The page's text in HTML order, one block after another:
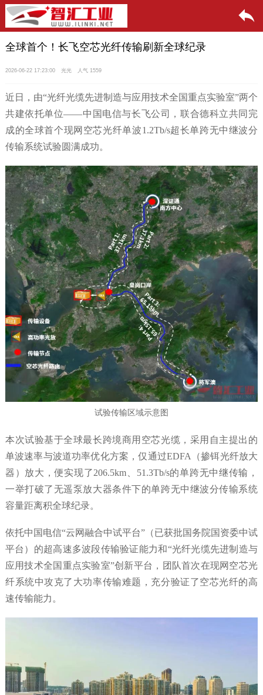
全球首个！长飞空芯光纤传输刷新全球纪录
2026-06-22 17:23:00 光光 人气 1559
近日，由“光纤光缆先进制造与应用技术全国重点实验室”两个
共建依托单位——中国电信与长飞公司，联合德科立共同完
成的全球首个现网空芯光纤单波1.2Tb/s超长单跨无中继波分
传输系统试验圆满成功。
试验传输区域示意图
本次试验基于全球最长跨境商用空芯光缆，采用自主提出的
单波速率与波道功率优化方案，仅通过EDFA（掺铒光纤放大
器）放大，便实现了206.5km、51.3Tb/s的单跨无中继传输，
一举打破了无遥泵放大器条件下的单跨无中继波分传输系统
容量距离积全球纪录。
依托中国电信“云网融合中试平台”（已获批国务院国资委中试
平台）的超高速多波段传输验证能力和“光纤光缆先进制造与
应用技术全国重点实验室”创新平台，团队首次在现网空芯光
纤系统中攻克了大功率传输难题，充分验证了空芯光纤的高
速传输能力。